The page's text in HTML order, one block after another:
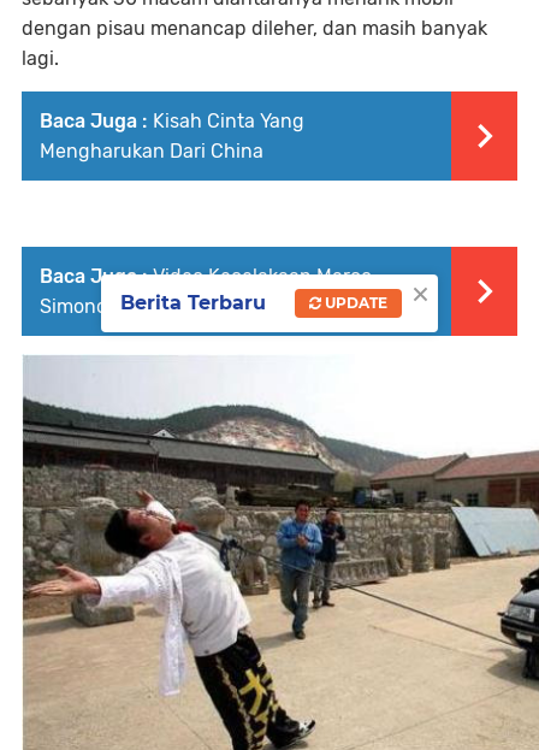
dengan pisau menancap dileher, dan masih banyak
lagi.
Baca Juga : Kisah Cinta Yang
Mengharukan Dari China
Baca Juga : Video Kecelakaan Marco
Simoncelli di Sirkuit Sepang
×
Berita Terbaru UPDATE